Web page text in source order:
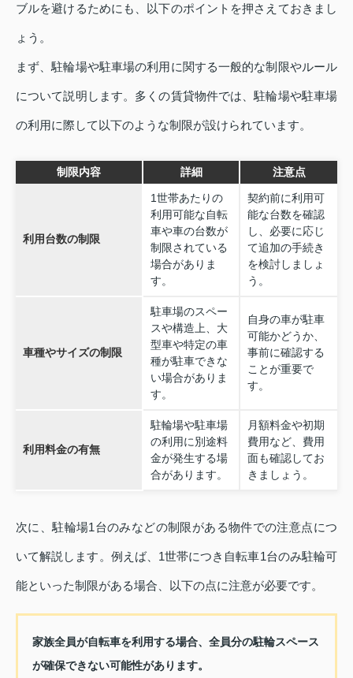
ブルを避けるためにも、以下のポイントを押さえておきまし
ょう。
まず、駐輪場や駐車場の利用に関する一般的な制限やルール
について説明します。多くの賃貸物件では、駐輪場や駐車場
の利用に際して以下のような制限が設けられています。
制限内容 詳細 注意点
利用台数の制限
1世帯あたりの
利用可能な自転
車や車の台数が
制限されている
場合がありま
す。
契約前に利用可
能な台数を確認
し、必要に応じ
て追加の手続き
を検討しましょ
う。
車種やサイズの制限
駐車場のスペー
スや構造上、大
型車や特定の車
種が駐車できな
い場合がありま
す。
自身の車が駐車
可能かどうか、
事前に確認する
ことが重要で
す。
利用料金の有無
駐輪場や駐車場
の利用に別途料
金が発生する場
合があります。
月額料金や初期
費用など、費用
面も確認してお
きましょう。
次に、駐輪場1台のみなどの制限がある物件での注意点につ
いて解説します。例えば、1世帯につき自転車1台のみ駐輪可
能といった制限がある場合、以下の点に注意が必要です。
家族全員が自転車を利用する場合、全員分の駐輪スペース
が確保できない可能性があります。